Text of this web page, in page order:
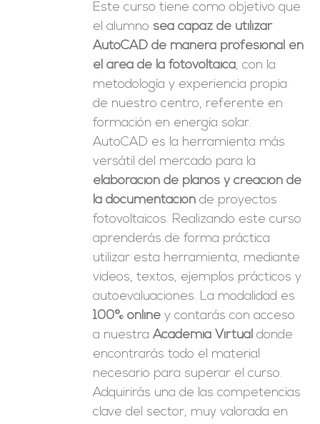
Este curso tiene como objetivo que
el alumno sea capaz de utilizar
AutoCAD de manera profesional en
el área de la fotovoltaica, con la
metodología y experiencia propia
de nuestro centro, referente en
formación en energía solar.
AutoCAD es la herramienta más
versátil del mercado para la
elaboración de planos y creación de
la documentación de proyectos
fotovoltaicos. Realizando este curso
aprenderás de forma práctica
utilizar esta herramienta, mediante
videos, textos, ejemplos prácticos y
autoevaluaciones. La modalidad es
100% online y contarás con acceso
a nuestraAcademia Virtual donde
encontrarás todo el material
necesario para superar el curso.
Adquirirás una de las competencias
clave del sector, muy valorada en